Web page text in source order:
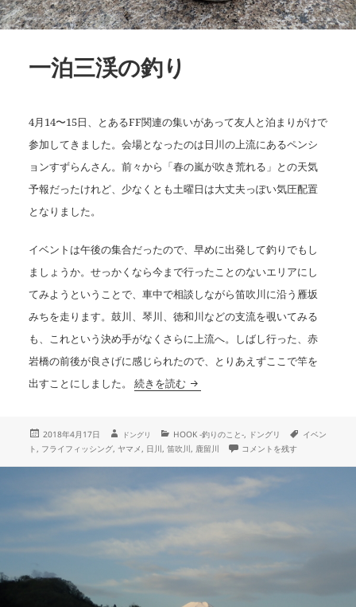
一泊三渓の釣り
4月14〜15日、とあるFF関連の集いがあって友人と泊まりがけで
参加してきました。会場となったのは日川の上流にあるペンシ
ョンすずらんさん。前々から「春の嵐が吹き荒れる」との天気
予報だったけれど、少なくとも土曜日は大丈夫っぽい気圧配置
となりました。
イベントは午後の集合だったので、早めに出発して釣りでもし
ましょうか。せっかくなら今まで行ったことのないエリアにし
てみようということで、車中で相談しながら笛吹川に沿う雁坂
みちを走ります。鼓川、琴川、徳和川などの支流を覗いてみる
も、これという決め手がなくさらに上流へ。しばし行った、赤
岩橋の前後が良さげに感じられたので、とりあえずここで竿を
出すことにしました。 続きを読む 一泊三渓の釣り
投
日:
2018年4月17日
作
成
者
ドングリ
カ
ゴ
HOOK -釣りのこと-, ドングリ
タ
グ
イベン
ト, フライフィッシング, ヤマメ, 日川, 笛吹川, 鹿留川 一泊三渓の釣り に
コメントを残す